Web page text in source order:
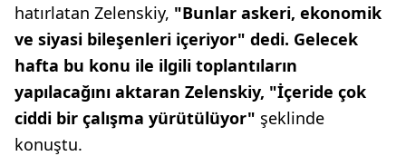
hatırlatan Zelenskiy, "Bunlar askeri, ekonomik
ve siyasi bileşenleri içeriyor" dedi. Gelecek
hafta bu konu ile ilgili toplantıların
yapılacağını aktaran Zelenskiy, "İçeride çok
ciddi bir çalışma yürütülüyor" şeklinde
konuştu.